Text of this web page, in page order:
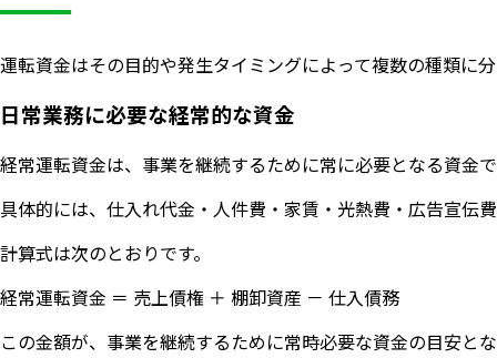
運転資金はその目的や発生タイミングによって複数の種類に
日常業務に必要な経常的な資金
経常運転資金は、事業を継続するために常に必要となる資金
具体的には、仕入れ代金・人件費・家賃・光熱費・広告宣伝
計算式は次のとおりです。
経常運転資金 ＝ 売上債権 ＋ 棚卸資産 － 仕入債務
この金額が、事業を継続するために常時必要な資金の目安と